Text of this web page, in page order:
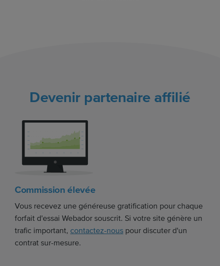
Devenir partenaire affilié
Commission élevée
Vous recevez une généreuse gratification pour chaque
forfait d'essai Webador souscrit. Si votre site génère un
trafic important, contactez-nous pour discuter d'un
contrat sur-mesure.